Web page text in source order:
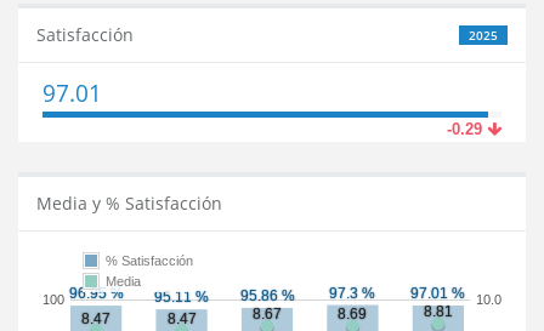
2025
Satisfacción
97.01
-0.29
Media y % Satisfacción
100 10.0
% Satisfacción
Media